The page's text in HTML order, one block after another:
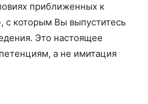
приближенных к
с которым Вы выпуститесь
Это настоящее
а не имитация